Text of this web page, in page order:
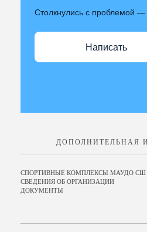
Столкнулись с проблемой
Написать
ДОПОЛНИТЕЛЬНАЯ
СПОРТИВНЫЕ КОМПЛЕКСЫ МАУДО СШ
СВЕДЕНИЯ ОБ ОРГАНИЗАЦИИ
ДОКУМЕНТЫ